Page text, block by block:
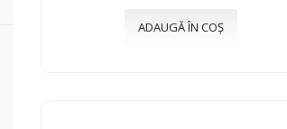
ADAUGĂ ÎN COȘ